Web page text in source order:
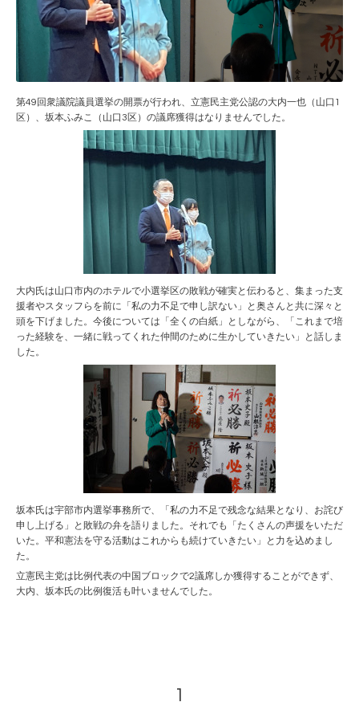
第49回衆議院議員選挙の開票が行われ、立憲民主党公認の大内一也（山口1
区）、坂本ふみこ（山口3区）の議席獲得はなりませんでした。
大内氏は山口市内のホテルで小選挙区の敗戦が確実と伝わると、集まった支
援者やスタッフらを前に「私の力不足で申し訳ない」と奥さんと共に深々と
頭を下げました。今後については「全くの白紙」としながら、「これまで培
った経験を、一緒に戦ってくれた仲間のために生かしていきたい」と話しま
した。
坂本氏は宇部市内選挙事務所で、「私の力不足で残念な結果となり、お詫び
申し上げる」と敗戦の弁を語りました。それでも「たくさんの声援をいただ
いた。平和憲法を守る活動はこれからも続けていきたい」と力を込めまし
た。
立憲民主党は比例代表の中国ブロックで2議席しか獲得することができず、
大内、坂本氏の比例復活も叶いませんでした。
1